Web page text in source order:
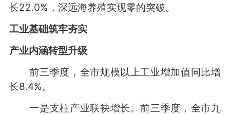
长22.0%，深远海养殖实现零的突破。
工业基础筑牢夯实
产业内涵转型升级
前三季度，全市规模以上工业增加值同比增
长8.4%。
一是支柱产业联袂增长。前三季度，全市九